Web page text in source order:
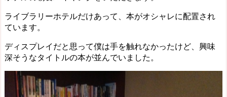
ライブラリーホテルだけあって、本がオシャレに配置され
ています。
ディスプレイだと思って僕は手を触れなかったけど、興味
深そうなタイトルの本が並んでいました。